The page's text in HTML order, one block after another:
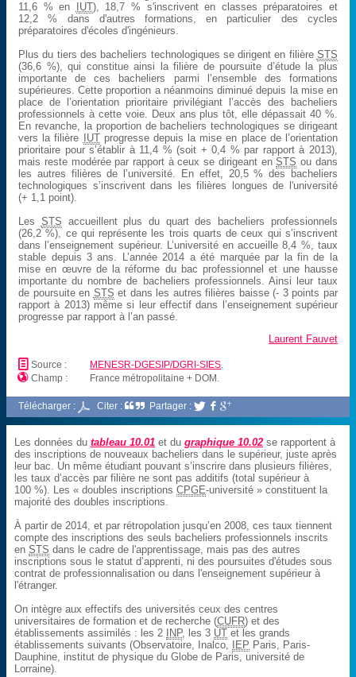
11,6 % en
IUT), 18,7 % s'inscrivent en classes préparatoires et
12,2 % dans d'autres formations, en particulier des cycles
préparatoires d'écoles d'ingénieurs.
Plus du tiers des bacheliers technologiques se dirigent en filière STS
(36,6 %), qui constitue ainsi la filière de poursuite d’étude la plus
importante de ces bacheliers parmi l’ensemble des formations
supérieures. Cette proportion a néanmoins diminué depuis la mise en
place de l’orientation prioritaire privilégiant l’accès des bacheliers
professionnels à cette voie. Deux ans plus tôt, elle dépassait 40 %.
En revanche, la proportion de bacheliers technologiques se dirigeant
vers la filière
IUTprogresse depuis la mise en place de l’orientation
prioritaire pour s’établir à 11,4 % (soit + 0,4 % par rapport à 2013),
mais reste modérée par rapport à ceux se dirigeant enSTS ou dans
les autres filières de l’université. En effet, 20,5 % des bacheliers
technologiques s’inscrivent dans les filières longues de l'université
(+ 1,1 point).
Les STS accueillent plus du quart des bacheliers professionnels
(26,2 %), ce qui représente les trois quarts de ceux qui s’inscrivent
dans l’enseignement supérieur. L’université en accueille 8,4 %, taux
stable depuis 3 ans. L’année 2014 a été marquée par la fin de la
mise en œuvre de la réforme du bac professionnel et une hausse
importante du nombre de bacheliers professionnels. Ainsi leur taux
de poursuite en STS et dans les autres filières baisse (- 3 points par
rapport à 2013) même si leur effectif dans l’enseignement supérieur
progresse par rapport à l’an passé.
Laurent Fauvet
📄 Source : MENESR-DGESIP/DGRI-SIES.
 Champ : France métropolitaine + DOM.
Télécharger : Citer : Partager :  
Les données dutableau 10.01 et dugraphique 10.02 se rapportent à
des inscriptions de nouveaux bacheliers dans le supérieur, juste après
leur bac. Un même étudiant pouvant s’inscrire dans plusieurs filières,
les taux d’accès par filière ne sont pas additifs (total supérieur à
100 %). Les « doubles inscriptionsCPGE-université » constituent la
majorité des doubles inscriptions.
À partir de 2014, et par rétropolation jusqu’en 2008, ces taux tiennent
compte des inscriptions des seuls bacheliers professionnels inscrits
enSTS dans le cadre de l'apprentissage, mais pas des autres
inscriptions sous le statut d’apprenti, ni des poursuites d'études sous
contrat de professionnalisation ou dans l'enseignement supérieur à
l'étranger.
On intègre aux effectifs des universités ceux des centres
universitaires de formation et de recherche (CUFR) et des
établissements assimilés : les 2 INP, les 3 UT et les grands
établissements suivants (Observatoire, Inalco, IEP Paris, Paris-
Dauphine, institut de physique du Globe de Paris, université de
Lorraine).